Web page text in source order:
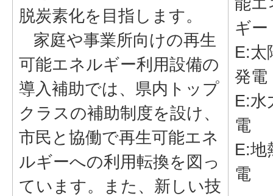
脱炭素化を目指します。
家庭や事業所向けの再生
可能エネルギー利用設備の
導入補助では、県内トップ
クラスの補助制度を設け、
市民と協働で再生可能エネ
ルギーへの利用転換を図っ
ています。また、新しい技
ギー
E:太
発電
E:水
電
E:地
電